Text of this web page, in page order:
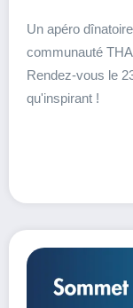
Un apéro
communauté
Rendez-vous le
qu'inspirant !